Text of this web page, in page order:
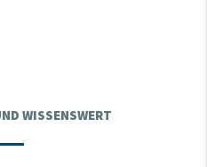
WISSENSWERT